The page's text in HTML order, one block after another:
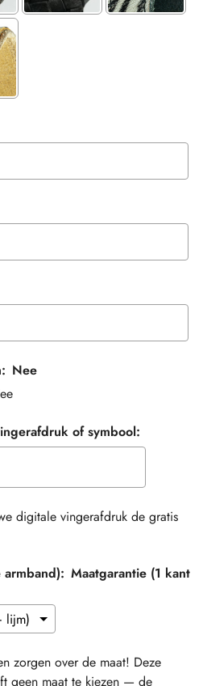
Nee
of symbool:
digitale vingerafdruk de gratis
Maatgarantie (1 kant
zorgen over de maat! Deze
geen maat te kiezen — de